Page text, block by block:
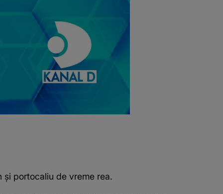
și portocaliu de vreme rea.